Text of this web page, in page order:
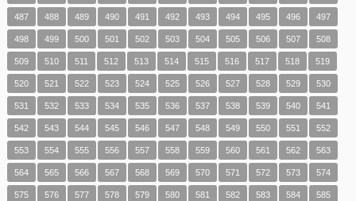
487 488 489 490 491 492 493 494 495 496 497
498 499 500 501 502 503 504 505 506 507 508
509 510 511 512 513 514 515 516 517 518 519
520 521 522 523 524 525 526 527 528 529 530
531 532 533 534 535 536 537 538 539 540 541
542 543 544 545 546 547 548 549 550 551 552
553 554 555 556 557 558 559 560 561 562 563
564 565 566 567 568 569 570 571 572 573 574
575 576 577 578 579 580 581 582 583 584 585